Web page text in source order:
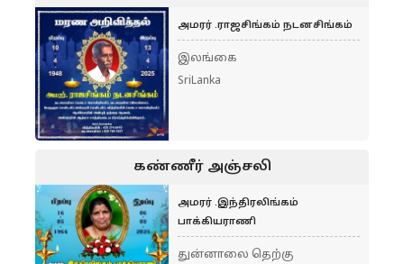
அமரர் .ராஜசிங்கம் நடனசிங்கம்
இலங்கை
SriLanka
கண்ணீர் அஞ்சலி
அமரர் .இந்திரலிங்கம்
பாக்கியராணி
துன்னாலை தெற்கு